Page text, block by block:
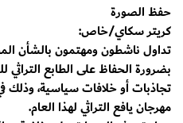
حفظ الصورة
كريتر سكاي/خاص:
تداول ناشطون ومهتمون بالشأن
بضرورة الحفاظ على الطابع التراثي
تجاذبات أو خلافات سياسية،
مهرجان يافع التراثي لهذا العام.